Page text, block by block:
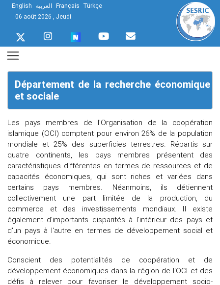
English العربية Français Türkçe
06 août 2026 , Jeudi
Département de la recherche économique
et sociale
Les pays membres de l'Organisation de la coopération
islamique (OCI) comptent pour environ 26% de la population
mondiale et 25% des superficies terrestres. Répartis sur
quatre continents, les pays membres présentent des
caractéristiques différentes en termes de ressources et de
capacités économiques, qui sont riches et variées dans
certains pays membres. Néanmoins, ils détiennent
collectivement une part limitée de la production, du
commerce et des investissements mondiaux. Il existe
également d'importants disparités à l'intérieur des pays et
d'un pays à l'autre en termes de développement social et
économique.
Conscient des potentialités de coopération et de
développement économiques dans la région de l'OCI et des
défis à relever pour favoriser le développement socio-